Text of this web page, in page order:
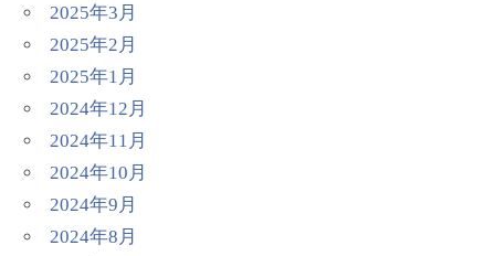
2025年3月
2025年2月
2025年1月
2024年12月
2024年11月
2024年10月
2024年9月
2024年8月